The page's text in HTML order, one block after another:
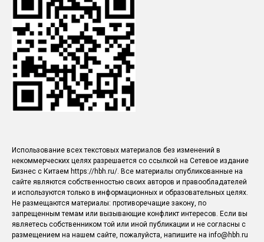
Использование всех текстовых материалов без изменений в
некоммерческих целях разрешается со ссылкой на Сетевое издание
Бизнес с Китаем https://hbh.ru/. Все материалы опубликованные на
сайте являются собственностью своих авторов и правообладателей
и используются только в информационных и образовательных целях.
Не размещаются материалы: противоречащие закону, по
запрещенным темам или вызывающие конфликт интересов. Если вы
являетесь собственником той или иной публикации и не согласны с
размещением на нашем сайте, пожалуйста, напишите на info@hbh.ru